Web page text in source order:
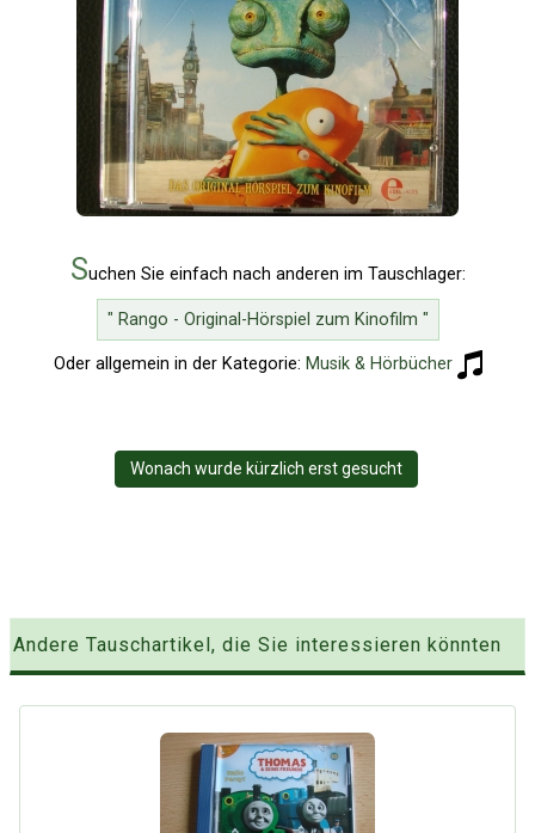
Suchen Sie einfach nach anderen im Tauschlager:
" Rango - Original-Hörspiel zum Kinofilm "
Oder allgemein in der Kategorie: Musik & Hörbücher
Wonach wurde kürzlich erst gesucht
Andere Tauschartikel, die Sie interessieren könnten